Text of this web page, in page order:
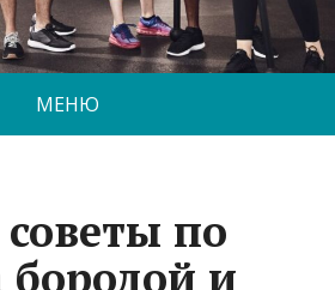
МЕНЮ
по
бородой и